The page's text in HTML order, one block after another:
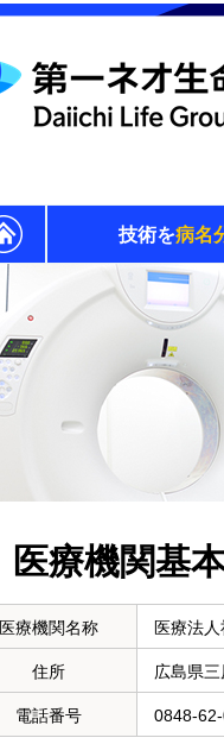
技術を病名
医療機関基
医療機関名称 医療法
住所 広島県
電話番号 0848-62-